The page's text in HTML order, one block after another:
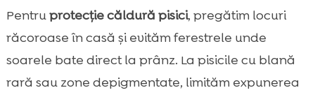
Pentruprotecție căldură pisici, pregătim locuri
răcoroase în casă și evităm ferestrele unde
soarele bate direct la prânz. La pisicile cu blană
rară sau zone depigmentate, limităm expunerea